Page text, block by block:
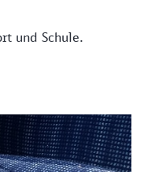
und Schule.